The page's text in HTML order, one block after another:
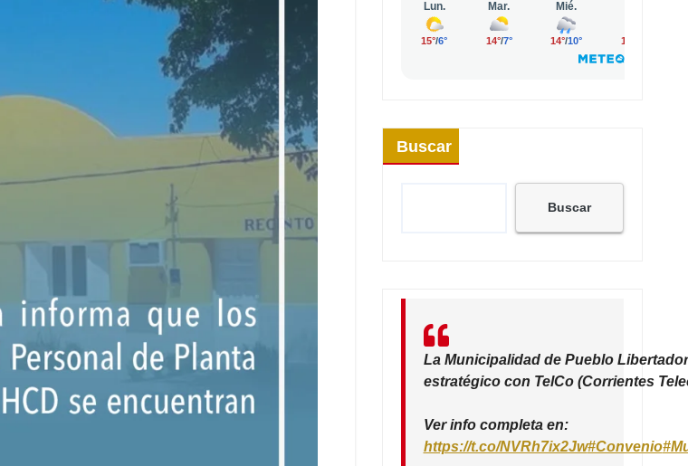
Buscar
Buscar
La Municipalidad de Pueblo
estratégico con TelCo (Corrientes
Ver info completa en:
https://t.co/NVRh7ix2Jw#Convenio